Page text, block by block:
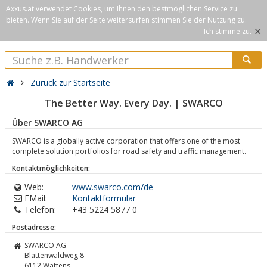
Axxus.at verwendet Cookies, um Ihnen den bestmöglichen Service zu
bieten. Wenn Sie auf der Seite weitersurfen stimmen Sie der Nutzung zu.
Ich stimme zu. ×
Zurück zur Startseite
The Better Way. Every Day. | SWARCO
Über SWARCO AG
SWARCO is a globally active corporation that offers one of the most
complete solution portfolios for road safety and traffic management.
Kontaktmöglichkeiten:
Web:
www.swarco.com/de
EMail:
Kontaktformular
Telefon:
+43 5224 5877 0
Postadresse:
SWARCO AG
Blattenwaldweg 8